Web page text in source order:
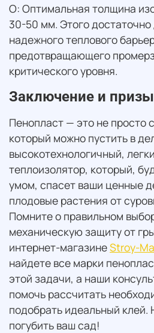
О: Оптимальная толщина
30-50 мм. Этого
надежного теплового
предотвращающего
критического уровня.
Заключение и
Пенопласт — это не просто
который можно пустить в
высокотехнологичный,
теплоизолятор, который,
умом, спасет ваши ценные
плодовые растения от
Помните о правильном
механическую защиту от
интернет-магазинеStroy-
найдете все марки
этой задачи, а наши
помочь рассчитать
подобрать идеальный клей.
погубить ваш сад!